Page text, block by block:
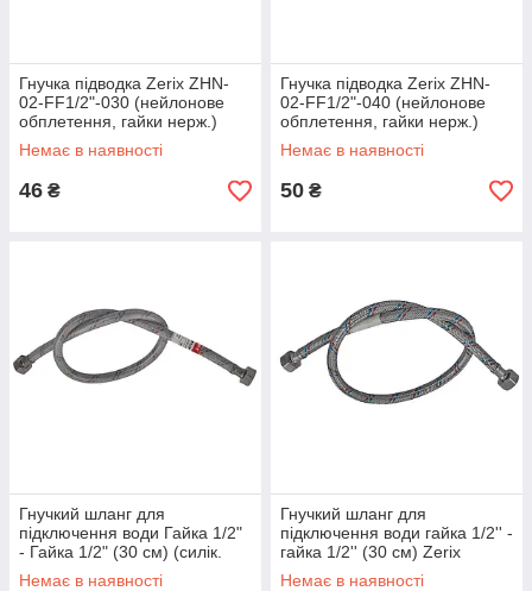
Гнучка підводка Zerix ZHN-
02-FF1/2"-030 (нейлонове
обплетення, гайки нерж.)
(ZX5137)
Немає в наявності
46 ₴
Гнучка підводка Zerix ZHN-
02-FF1/2"-040 (нейлонове
обплетення, гайки нерж.)
(ZX5138)
Немає в наявності
50 ₴
Гнучкий шланг для
підключення води Гайка 1/2"
- Гайка 1/2" (30 см) (силік.
оболонка) ZERIX (ZX3007)
Немає в наявності
Гнучкий шланг для
підключення води гайка 1/2'' -
гайка 1/2'' (30 см) Zerix
(ZX1549)
Немає в наявності